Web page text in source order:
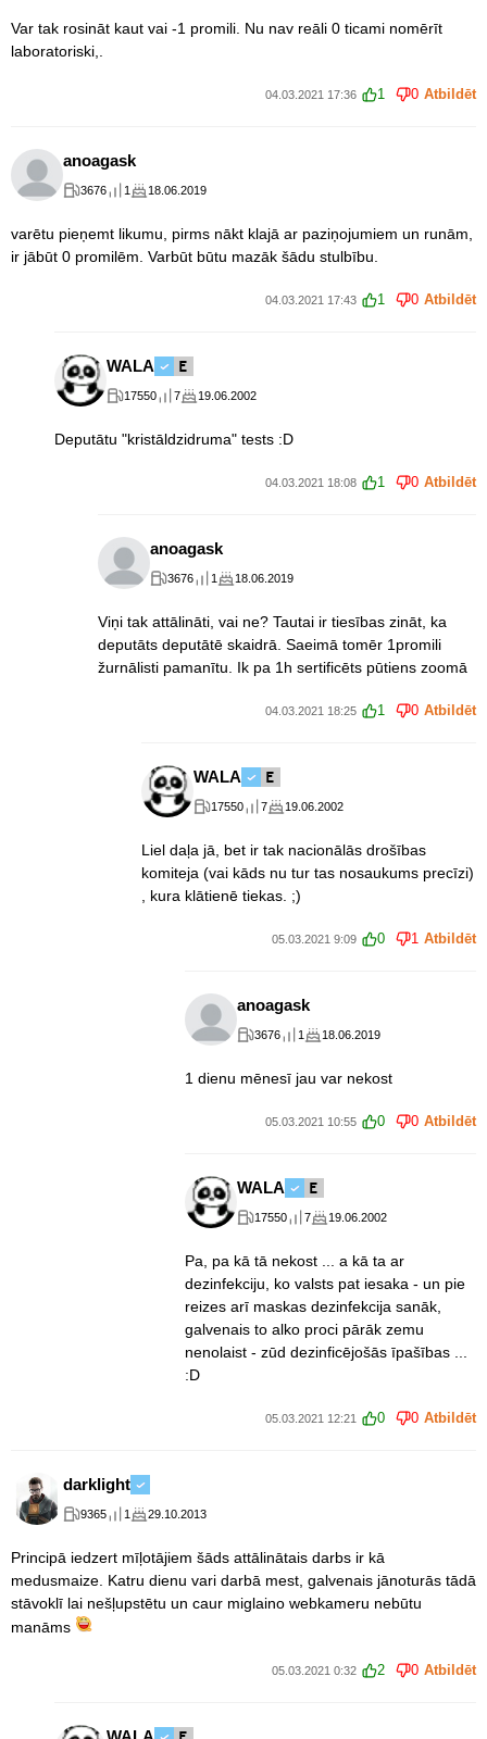
Var tak rosināt kaut vai -1 promili. Nu nav reāli 0 ticami nomērīt
laboratoriski,.
04.03.2021 17:36 1 0 Atbildēt
anoagask
3676 1 18.06.2019
varētu pieņemt likumu, pirms nākt klajā ar paziņojumiem un runām,
ir jābūt 0 promilēm. Varbūt būtu mazāk šādu stulbību.
04.03.2021 17:43 1 0 Atbildēt
WALA
17550 7 19.06.2002
Deputātu "kristāldzidruma" tests :D
04.03.2021 18:08 1 0 Atbildēt
anoagask
3676 1 18.06.2019
Viņi tak attālināti, vai ne? Tautai ir tiesības zināt, ka
deputāts deputātē skaidrā. Saeimā tomēr 1promili
žurnālisti pamanītu. Ik pa 1h sertificēts pūtiens zoomā
04.03.2021 18:25 1 0 Atbildēt
WALA
17550 7 19.06.2002
Liel daļa jā, bet ir tak nacionālās drošības
komiteja (vai kāds nu tur tas nosaukums precīzi)
, kura klātienē tiekas. ;)
05.03.2021 9:09 0 1 Atbildēt
anoagask
3676 1 18.06.2019
1 dienu mēnesī jau var nekost
05.03.2021 10:55 0 0 Atbildēt
WALA
17550 7 19.06.2002
Pa, pa kā tā nekost ... a kā ta ar
dezinfekciju, ko valsts pat iesaka - un pie
reizes arī maskas dezinfekcija sanāk,
galvenais to alko proci pārāk zemu
nenolaist - zūd dezinficējošās īpašības ...
:D
05.03.2021 12:21 0 0 Atbildēt
darklight
9365 1 29.10.2013
Principā iedzert mīļotājiem šāds attālinātais darbs ir kā
medusmaize. Katru dienu vari darbā mest, galvenais jānoturās tādā
stāvoklī lai nešļupstētu un caur miglaino webkameru nebūtu
manāms
05.03.2021 0:32 2 0 Atbildēt